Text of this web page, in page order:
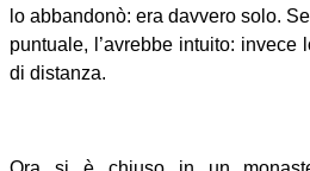
lo abbandonò: era davvero solo.
puntuale, l’avrebbe intuito: invece
di distanza.